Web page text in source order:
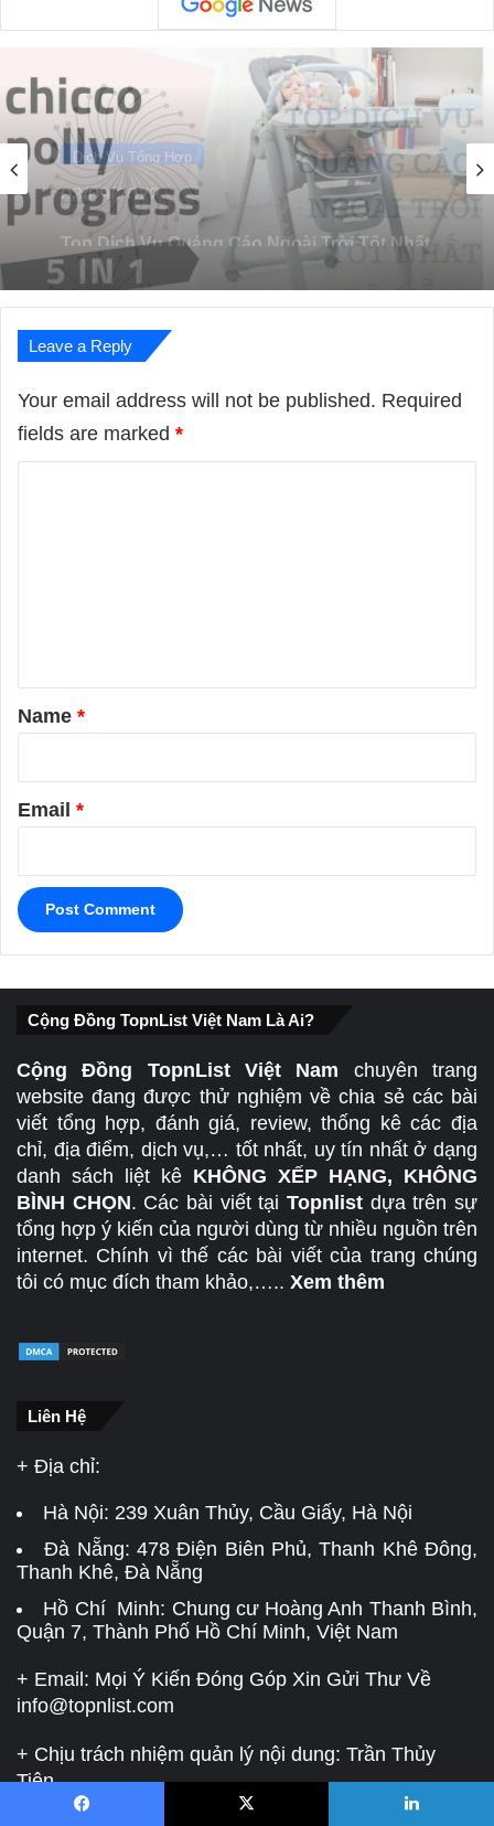
Dịch Vụ Tổng Hợp
28/08/2022
Top 8 Thương Hiệu Ghế Ăn Dặm Nổi Tiếng
Cho Bé
Leave a Reply
Your email address will not be published. Required
fields are marked *
*
Name *
Email *
Cộng Đồng TopnList Việt Nam Là Ai?
Cộng Đồng TopnList Việt Nam chuyên trang
website đang được thử nghiệm về chia sẻ các bài
viết tổng hợp, đánh giá, review, thống kê các địa
chỉ, địa điểm, dịch vụ,… tốt nhất, uy tín nhất ở dạng
danh sách liệt kê KHÔNG XẾP HẠNG, KHÔNG
BÌNH CHỌN. Các bài viết tạiTopnlist dựa trên sự
tổng hợp ý kiến của người dùng từ nhiều nguồn trên
internet. Chính vì thế các bài viết của trang chúng
tôi có mục đích tham khảo,….. Xem thêm
Liên Hệ
+ Địa chỉ:
Hà Nội: 239 Xuân Thủy, Cầu Giấy, Hà Nội
Đà Nẵng:478 Điện Biên Phủ, Thanh Khê Đông,
Thanh Khê, Đà Nẵng
Hồ Chí Minh: Chung cư Hoàng Anh Thanh Bình,
Quận 7, Thành Phố Hồ Chí Minh, Việt Nam
+ Email: Mọi Ý Kiến Đóng Góp Xin Gửi Thư Về
info@topnlist.com
+ Chịu trách nhiệm quản lý nội dung: Trần Thủy
Tiên